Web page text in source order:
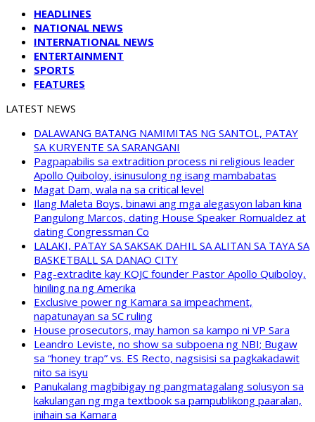
HEADLINES
NATIONAL NEWS
INTERNATIONAL NEWS
ENTERTAINMENT
SPORTS
FEATURES
LATEST NEWS
DALAWANG BATANG NAMIMITAS NG SANTOL, PATAY
SA KURYENTE SA SARANGANI
Pagpapabilis sa extradition process ni religious leader
Apollo Quiboloy, isinusulong ng isang mambabatas
Magat Dam, wala na sa critical level
Ilang Maleta Boys, binawi ang mga alegasyon laban kina
Pangulong Marcos, dating House Speaker Romualdez at
dating Congressman Co
LALAKI, PATAY SA SAKSAK DAHIL SA ALITAN SA TAYA SA
BASKETBALL SA DANAO CITY
Pag-extradite kay KOJC founder Pastor Apollo Quiboloy,
hiniling na ng Amerika
Exclusive power ng Kamara sa impeachment,
napatunayan sa SC ruling
House prosecutors, may hamon sa kampo ni VP Sara
Leandro Leviste, no show sa subpoena ng NBI; Bugaw
sa “honey trap” vs. ES Recto, nagsisisi sa pagkakadawit
nito sa isyu
Panukalang magbibigay ng pangmatagalang solusyon sa
kakulangan ng mga textbook sa pampublikong paaralan,
inihain sa Kamara